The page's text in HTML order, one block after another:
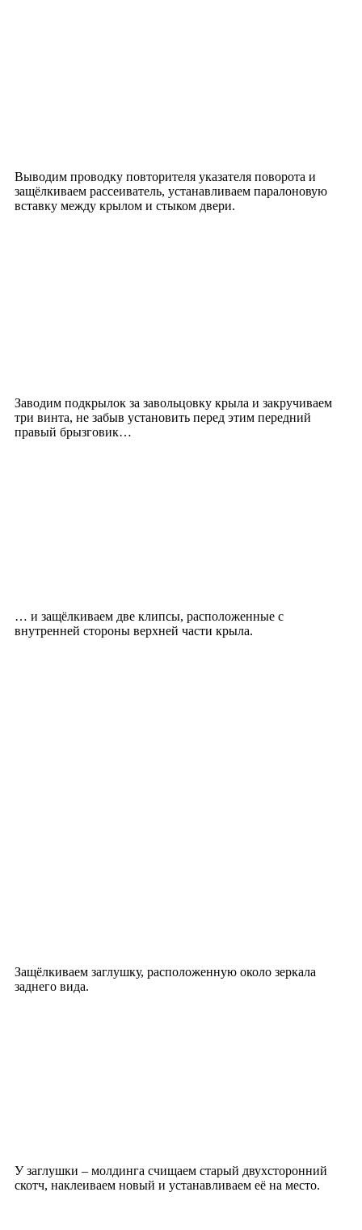
Выводим проводку повторителя указателя поворота и
защёлкиваем рассеиватель, устанавливаем паралоновую
вставку между крылом и стыком двери.
Заводим подкрылок за завольцовку крыла и закручиваем
три винта, не забыв установить перед этим передний
правый брызговик…
… и защёлкиваем две клипсы, расположенные с
внутренней стороны верхней части крыла.
Защёлкиваем заглушку, расположенную около зеркала
заднего вида.
У заглушки – молдинга счищаем старый двухсторонний
скотч, наклеиваем новый и устанавливаем её на место.